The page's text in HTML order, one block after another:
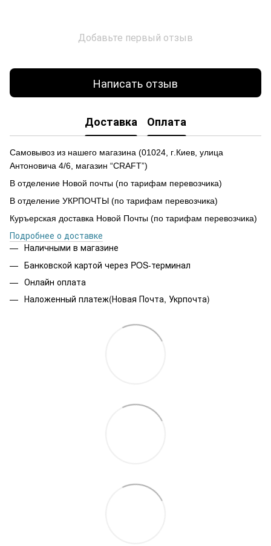
Добавьте первый отзыв
Написать отзыв
Доставка Оплата
Самовывоз из нашего магазина (01024, г .Киев, улица
Антоновича 4/6, магазин “CRAFT”)
В отделение Новой почты (по тарифам перевозчика)
В отделение УКРПОЧТЫ (по тарифам перевозчика)
Куръерская доставка Новой Почты (по тарифам перевозчика)
Подробнее о доставке
Наличными в магазине
Банковской картой через POS-терминал
Онлайн оплата
Наложенный платеж(Новая Почта, Укрпочта)